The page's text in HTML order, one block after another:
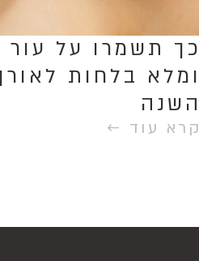
כך תשמרו על עור
ומלא בלחות
השנה
קרא עוד ←